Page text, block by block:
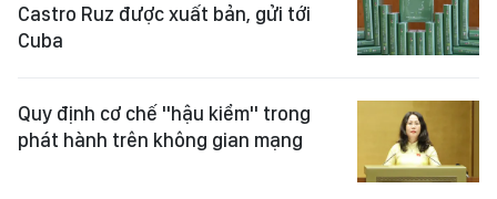
Castro Ruz được xuất bản, gửi tới
Cuba
Quy định cơ chế "hậu kiểm" trong
phát hành trên không gian mạng